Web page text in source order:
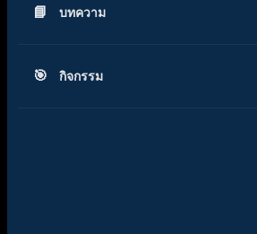
บทความ
กิจกรรม